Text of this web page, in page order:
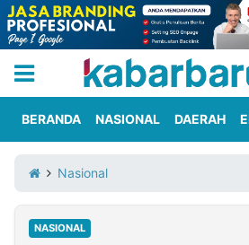
Iklan
Berita
Kami
BERANDA NASIONAL DAERAH
Nasional
NASIONAL